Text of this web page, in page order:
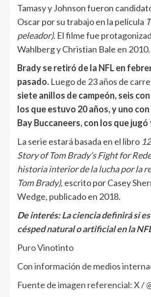
Tamasy y Johnson fueron
Oscar por su trabajo en la película
peleador). El filme fue
Wahlberg y Christian Bale en 2010.
Brady se retiró de la NFL en
pasado. Luego de 23 años de
siete anillos de campeón, seis
los que estuvo 20 años, y uno con
Bay Buccaneers, con los que jugó
La serie estará basada en el libro
Story of Tom Brady’s Fight for
historia interior de la lucha por la
Tom Brady), escrito por Casey
Wedge, publicado en 2018.
De interés:La ciencia definirá si
césped natural o artificial en la
Puro Vinotinto
Con información de medios
Fuente de imagen referencial: X /